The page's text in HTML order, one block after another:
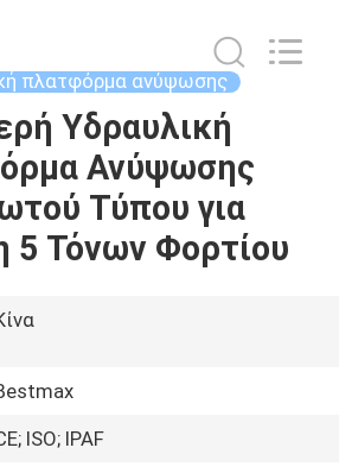
πλατφόρμα ανύψωσης
Υδραυλική
Ανύψωσης
Τύπου για
Τόνων Φορτίου
ISO; IPAF